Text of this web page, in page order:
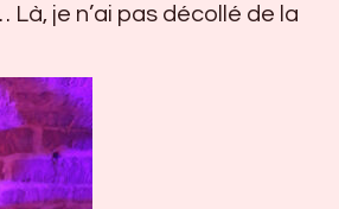
Là, je n’ai pas décollé de la